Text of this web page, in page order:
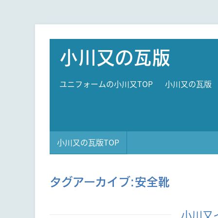
小川又の瓦版
ユニフォームの小川又TOP 小川又の瓦版
小川又の瓦版TOP
タグアーカイブ:安全靴
小川又